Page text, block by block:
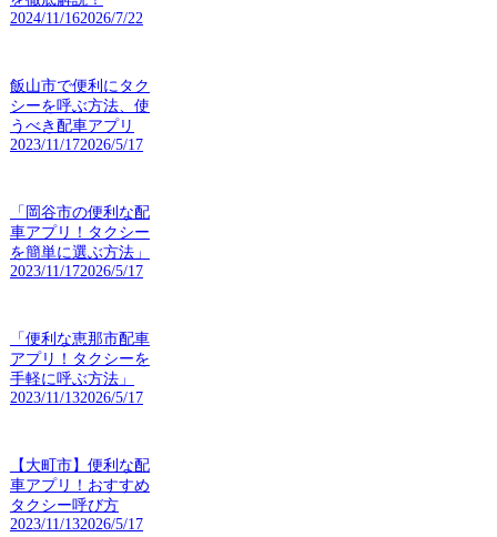
2024/11/162026/7/22
飯山市で便利にタク
シーを呼ぶ方法、使
うべき配車アプリ
2023/11/172026/5/17
「岡谷市の便利な配
車アプリ！タクシー
を簡単に選ぶ方法」
2023/11/172026/5/17
「便利な恵那市配車
アプリ！タクシーを
手軽に呼ぶ方法」
2023/11/132026/5/17
【大町市】便利な配
車アプリ！おすすめ
タクシー呼び方
2023/11/132026/5/17